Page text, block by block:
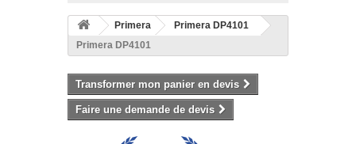
Primera
Primera DP4101
Primera DP4101
Transformer mon panier en devis
Faire une demande de devis